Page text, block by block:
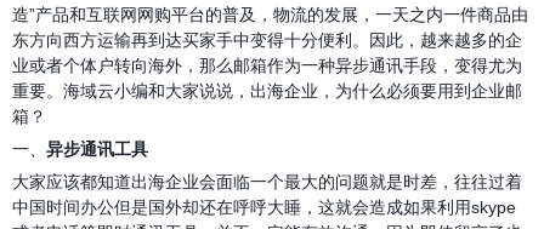
造”产品和互联网网购平台的普及，物流的发展，一天之内一件商品由
东方向西方运输再到达买家手中变得十分便利。因此，越来越多的企
业或者个体户转向海外，那么邮箱作为一种异步通讯手段，变得尤为
重要。 海域云小编和大家说说，出海企业，为什么必须要用到企业邮
箱？
一、 异步通讯工具
大家应该都知道出海企业会面临一个最大的问题就是时差，往往过着
中国时间办公但是国外却还在呼呼大睡，这就会造成如果利用skype